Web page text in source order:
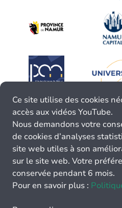
Ce site utilise des cookies
accès aux vidéos YouTube.
Nous demandons votre
de cookies d’analyses
site web utiles à son
sur le site web. Votre
conservée pendant 6 mois.
Pour en savoir plus :